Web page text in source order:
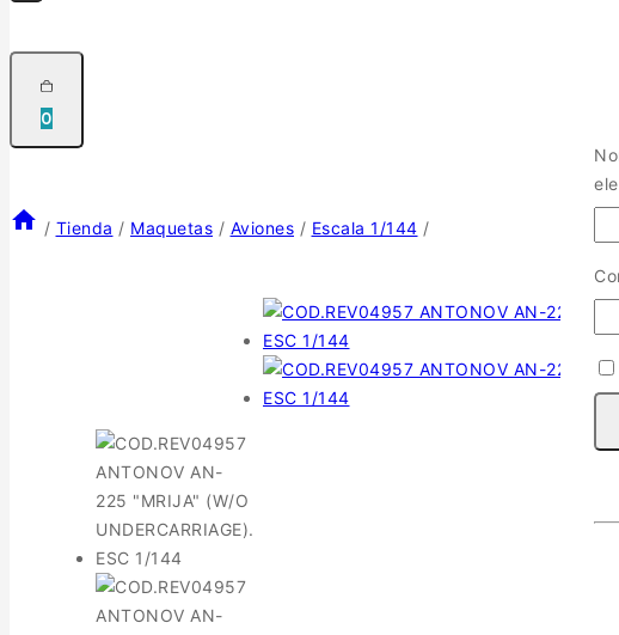
0
/ Tienda / Maquetas / Aviones / Escala 1/144 /